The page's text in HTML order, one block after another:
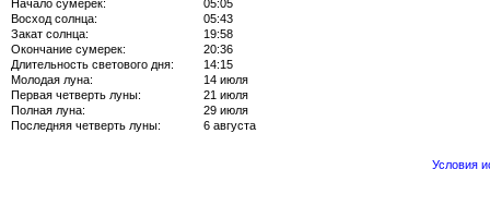
Начало сумерек:
05:05
Восход солнца:
05:43
Закат солнца:
19:58
Окончание сумерек:
20:36
Длительность светового дня:
14:15
Молодая луна:
14 июля
Первая четверть луны:
21 июля
Полная луна:
29 июля
Последняя четверть луны:
6 августа
Условия